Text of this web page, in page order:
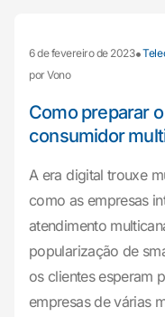
6 de fevereiro de 2023•
por Vono
Como preparar
consumidor
A era digital trouxe
como as empresas
atendimento
popularização de
os clientes esperam
empresas de várias